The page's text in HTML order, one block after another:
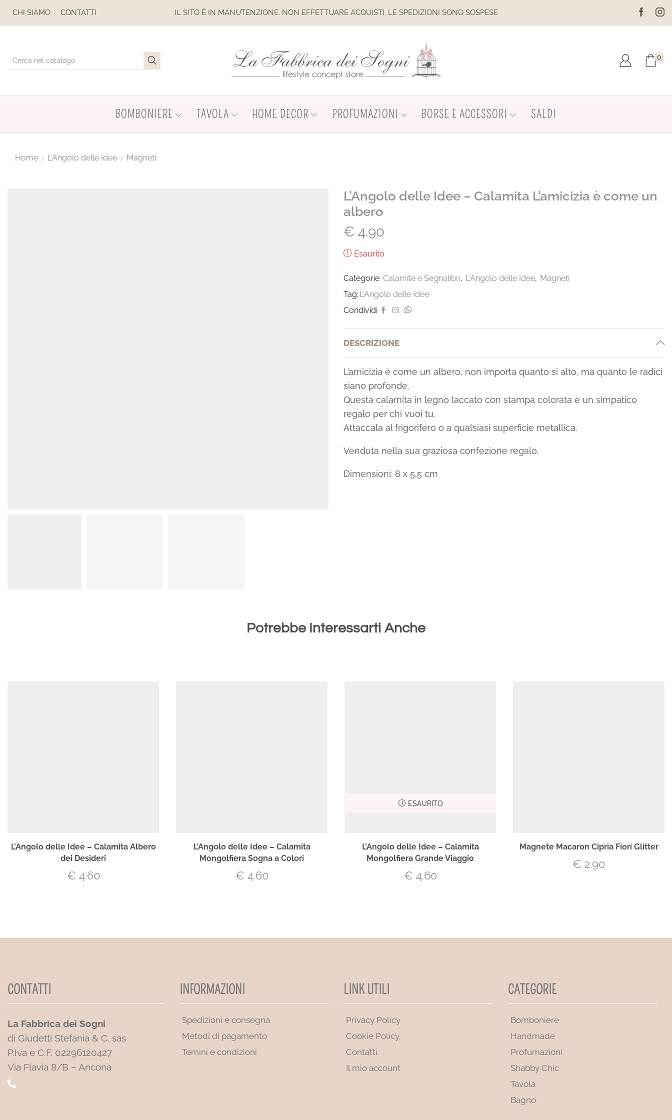
CHI SIAMO CONTATTI IL SITO È IN MANUTENZIONE. NON EFFETTUARE ACQUISTI. LE SPEDIZIONI SONO SOSPESE IL SITO È IN
0
BOMBONIERE TAVOLA HOME DECOR PROFUMAZIONI BORSE E ACCESSORI SALDI
Home L'Angolo delle Idee Magneti
L’Angolo delle Idee – Calamita L’amicizia è come un
albero
€ 4.90
Esaurito
Categorie Calamite e Segnalibri, L'Angolo delle Idee, Magneti
Tag: L'Angolo delle Idee
Condividi
DESCRIZIONE
L’amicizia è come un albero, non importa quanto si alto, ma quanto le radici
siano profonde.
Questa calamita in legno laccato con stampa colorata è un simpatico
regalo per chi vuoi tu.
Attaccala al frigorifero o a qualsiasi superficie metallica.
Venduta nella sua graziosa confezione regalo.
Dimensioni: 8 x 5,5 cm
Potrebbe Interessarti Anche
L’Angolo delle Idee – Calamita Albero
dei Desideri
€ 4.60
L’Angolo delle Idee – Calamita
Mongolfiera Sogna a Colori
€ 4.60
ESAURITO
L’Angolo delle Idee – Calamita
Mongolfiera Grande Viaggio
€ 4.60
Magnete Macaron Cipria Fiori Glitter
€ 2.90
CONTATTI
La Fabbrica dei Sogni
di Giudetti Stefania & C. sas
P.Iva e C.F. 02296120427
Via Flavia 8/B – Ancona
INFORMAZIONI
Spedizioni e consegna
Metodi di pagamento
Temini e condizioni
LINK UTILI
Privacy Policy
Cookie Policy
Contatti
Il mio account
CATEGORIE
Bomboniere
Handmade
Profumazioni
Shabby Chic
Tavola
Bagno